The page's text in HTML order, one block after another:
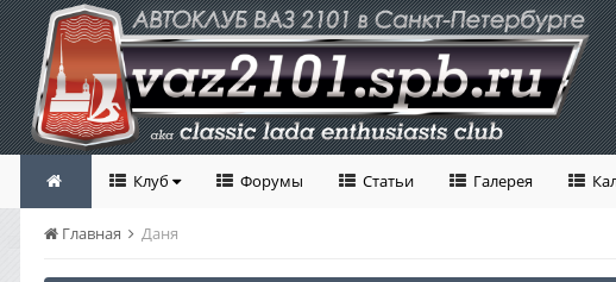
Клуб Форумы Статьи Галерея
Главная Даня